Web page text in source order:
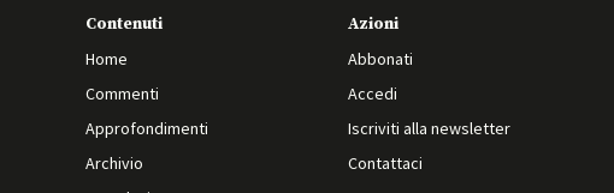
Contenuti
Home
Commenti
Approfondimenti
Archivio
Azioni
Abbonati
Accedi
Iscriviti alla newsletter
Contattaci